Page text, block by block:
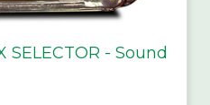
SELECTOR - Sound